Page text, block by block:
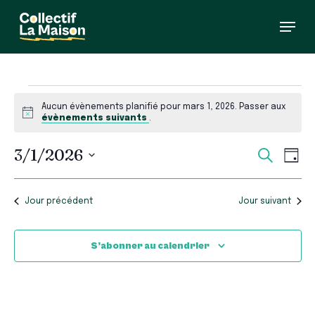
content
Menu
Évènements
for
mars
1,
2026
Notice
Aucun évènements planifié pour mars 1, 2026. Passer aux
évènements suivants .
et
de
Recherche
de
Jour
3/1/2026
date.
Jour précédent Jour suivant
S’abonner au calendrier